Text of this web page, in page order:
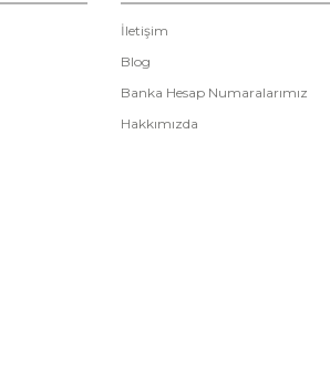
İletişim
Blog
Banka Hesap Numaralarımız
Hakkımızda